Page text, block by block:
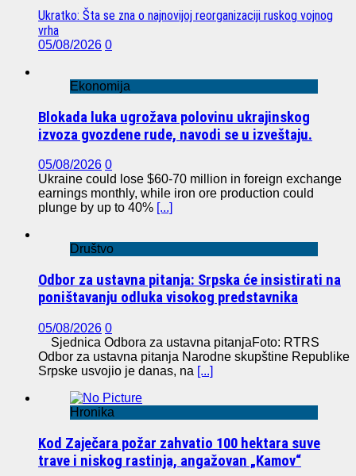
Ukratko: Šta se zna o najnovijoj reorganizaciji ruskog vojnog
vrha
05/08/2026 0
Ekonomija
Blokada luka ugrožava polovinu ukrajinskog
izvoza gvozdene rude, navodi se u izveštaju.
05/08/2026 0
Ukraine could lose $60-70 million in foreign exchange
earnings monthly, while iron ore production could
plunge by up to 40% [...]
Društvo
Odbor za ustavna pitanja: Srpska će insistirati na
poništavanju odluka visokog predstavnika
05/08/2026 0
Sjednica Odbora za ustavna pitanjaFoto: RTRS
Odbor za ustavna pitanja Narodne skupštine Republike
Srpske usvojio je danas, na [...]
Hronika
Kod Zaječara požar zahvatio 100 hektara suve
trave i niskog rastinja, angažovan „Kamov“